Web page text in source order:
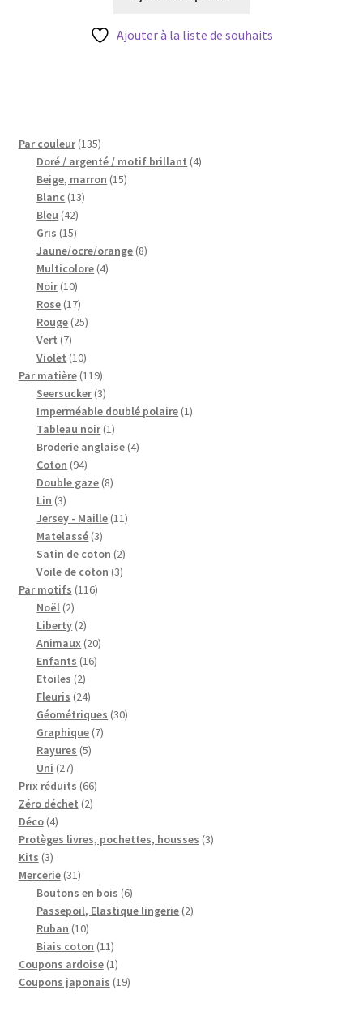
Ajouter à la liste de souhaits
Par couleur 135135
produits
Doré / argenté / motif brillant 44
Beige, marron 1515
Blanc 1313
Bleu 4242
produits
Gris 1515
produits
Jaune/ocre/orange 88
Multicolore 44
Noir 1010
produits
Rose 1717
produits
Rouge 2525
Vert 77
produits
Violet 1010
produits
Par matière 119119
produits
Seersucker 33
produits
Imperméable doublé polaire 11
Tableau noir 11
produit
Broderie anglaise 44
Coton 9494
produits
Double gaze 88
Lin 33
produits
Jersey - Maille 1111
Matelassé 33
produits
Satin de coton 22
produits
Voile de coton 33
Par motifs 116116
Noël 22
produits
Liberty 22
produits
Animaux 2020
Enfants 1616
Etoiles 22
produits
Fleuris 2424
produits
Géométriques 3030
Graphique 77
Rayures 55
Uni 2727
produits
Prix réduits 6666
Zéro déchet 22
Déco 44
produits
Protèges livres, pochettes, housses 33
Kits 33
produits
Mercerie 3131
produits
Boutons en bois 66
produits
Passepoil, Elastique lingerie 22
Ruban 1010
produits
Biais coton 1111
produits
Coupons ardoise 11
produit
Coupons japonais 1919